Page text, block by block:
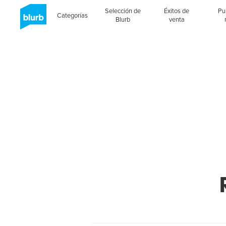
Categorías
Selección de
Blurb
Éxitos de
venta